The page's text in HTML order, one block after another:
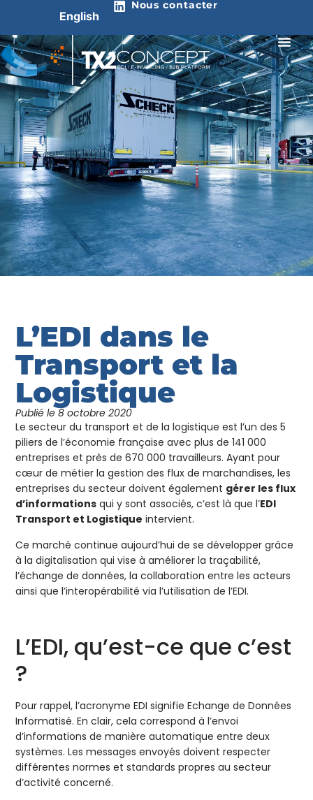
English
Nous contacter
L’EDI dans le
Transport et la
Logistique
Publié le 8 octobre 2020
Le secteur du transport et de la logistique est l’un des 5
piliers de l’économie française avec plus de 141 000
entreprises et près de 670 000 travailleurs. Ayant pour
cœur de métier la gestion des flux de marchandises, les
entreprises du secteur doivent également gérer les flux
d’informations qui y sont associés, c’est là que l’EDI
Transport et Logistique intervient.
Ce marché continue aujourd’hui de se développer grâce
à la digitalisation qui vise à améliorer la traçabilité,
l’échange de données, la collaboration entre les acteurs
ainsi que l’interopérabilité via l’utilisation de l’EDI.
L’EDI, qu’est-ce que c’est
?
Pour rappel, l’acronyme EDI signifie Echange de Données
Informatisé. En clair, cela correspond à l’envoi
d’informations de manière automatique entre deux
systèmes. Les messages envoyés doivent respecter
différentes normes et standards propres au secteur
d’activité concerné.